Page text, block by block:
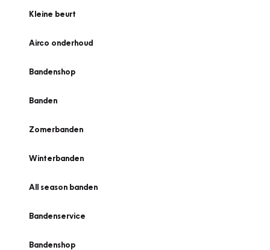
Kleine beurt
Airco onderhoud
Bandenshop
Banden
Zomerbanden
Winterbanden
All season banden
Bandenservice
Bandenshop